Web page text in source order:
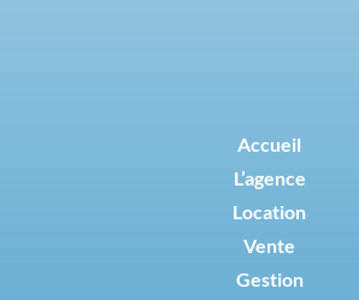
Accueil
L’agence
Location
Vente
Gestion